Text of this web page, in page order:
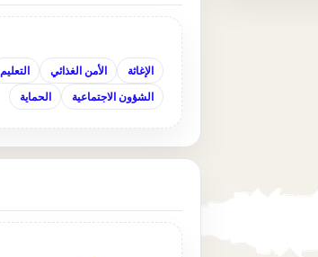
الإغاثة الأمن الغذائي التعليم
الشؤون الاجتماعية الحماية